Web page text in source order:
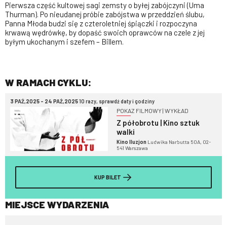
Pierwsza część kultowej sagi zemsty o byłej zabójczyni (Uma
Thurman). Po nieudanej próbie zabójstwa w przeddzień ślubu,
Panna Młoda budzi się z czteroletniej śpiączki i rozpoczyna
krwawą wędrówkę, by dopaść swoich oprawców na czele z jej
byłym ukochanym i szefem – Billem.
W RAMACH CYKLU:
3 PAŹ,2025 - 24 PAŹ,202510 razy, sprawdź daty i godziny
POKAZ FILMOWY | WYKŁAD
Z półobrotu | Kino sztuk
walki
Kino Iluzjon Ludwika Narbutta 50A, 02-
541 Warszawa
KUP BILET
MIEJSCE WYDARZENIA